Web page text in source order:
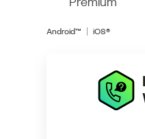
Android™ iOS®